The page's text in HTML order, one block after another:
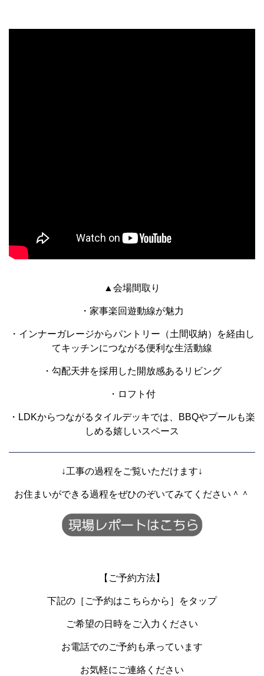
▲会場間取り
・家事楽回遊動線が魅力
・インナーガレージからパントリー（土間収納）を経由し
てキッチンにつながる便利な生活動線
・勾配天井を採用した開放感あるリビング
・ロフト付
・LDKからつながるタイルデッキでは、BBQやプールも楽
しめる嬉しいスペース
↓工事の過程をご覧いただけます↓
お住まいができる過程をぜひのぞいてみてください＾＾
【ご予約方法】
下記の［ご予約はこちらから］をタップ
ご希望の日時をご入力ください
お電話でのご予約も承っています
お気軽にご連絡ください